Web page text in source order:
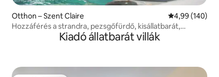
Otthon – Szent Claire Átlagos
4,99 (140)
Hozzáférés a strandra, pezsgőfürdő, kisállatbarát,
teljesen elkerítettKiadó állatbarát villák